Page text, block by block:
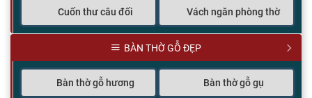
Cuốn thư câu đối Vách ngăn phòng thờ
BÀN THỜ GỖ ĐẸP
Bàn thờ gỗ hương Bàn thờ gỗ gụ